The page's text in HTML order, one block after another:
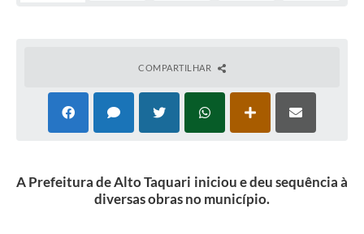
COMPARTILHAR
A Prefeitura de Alto Taquari iniciou e deu sequência à
diversas obras no município.